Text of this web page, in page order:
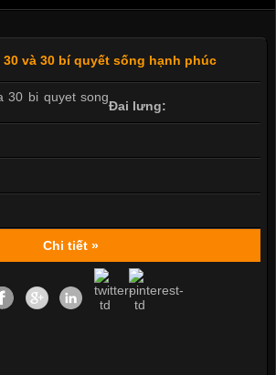
và 30 bí quyết sống hạnh phúc
Đai lưng:
Chi tiết »